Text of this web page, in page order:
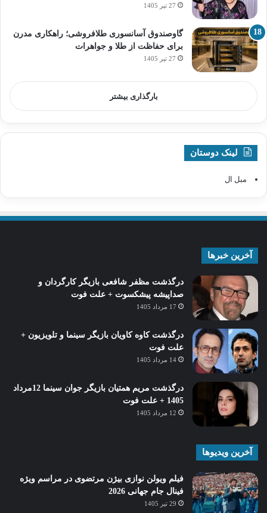
27 تیر 1405
گاوصندوق آسانسوری طلافروشی؛ راهکاری مدرن
برای حفاظت از طلا و جواهرات
27 تیر 1405
بارگذاری بیشتر
لینک دوستان
مبل ال
آخرین خبرها
درگذشت مظفر شافعی بازیگر کارگردان و
صداپیشه پیشکسوت + علت فوت
17 مرداد 1405
درگذشت کاوه کاویان بازیگر سینما و تلویزیون +
علت فوت
14 مرداد 1405
درگذشت مریم همتیان بازیگر جوان سینما 12مرداد
1405 + علت فوت
12 مرداد 1405
آخرین ویدیوها
فیلم ویولن نوازی بیژن مرتضوی در مراسم ویژه
فینال جام جهانی 2026
29 تیر 1405